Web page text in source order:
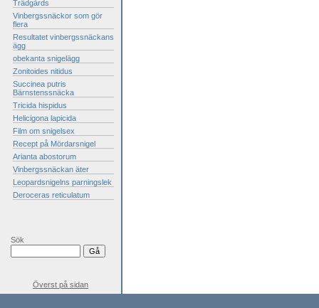
Trädgårds
Vinbergssnäckor som gör
flera
Resultatet vinbergssnäckans
ägg
obekanta snigelägg
Zonitoides nitidus
Succinea putris
Bärnstenssnäcka
Tricida hispidus
Helicigona lapicida
Film om snigelsex
Recept på Mördarsnigel
Arianta abostorum
Vinbergssnäckan äter
Leopardsnigelns parningslek
Deroceras reticulatum
Sök
Överst på sidan